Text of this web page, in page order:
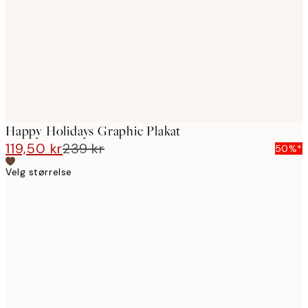
Happy Holidays Graphic Plakat
119,50 kr239 kr
50%*
Velg størrelse